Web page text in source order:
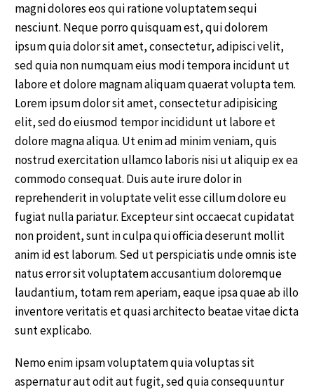
magni dolores eos qui ratione voluptatem sequi
nesciunt. Neque porro quisquam est, qui dolorem
ipsum quia dolor sit amet, consectetur, adipisci velit,
sed quia non numquam eius modi tempora incidunt ut
labore et dolore magnam aliquam quaerat volupta tem.
Lorem ipsum dolor sit amet, consectetur adipisicing
elit, sed do eiusmod tempor incididunt ut labore et
dolore magna aliqua. Ut enim ad minim veniam, quis
nostrud exercitation ullamco laboris nisi ut aliquip ex ea
commodo consequat. Duis aute irure dolor in
reprehenderit in voluptate velit esse cillum dolore eu
fugiat nulla pariatur. Excepteur sint occaecat cupidatat
non proident, sunt in culpa qui officia deserunt mollit
anim id est laborum. Sed ut perspiciatis unde omnis iste
natus error sit voluptatem accusantium doloremque
laudantium, totam rem aperiam, eaque ipsa quae ab illo
inventore veritatis et quasi architecto beatae vitae dicta
sunt explicabo.
Nemo enim ipsam voluptatem quia voluptas sit
aspernatur aut odit aut fugit, sed quia consequuntur